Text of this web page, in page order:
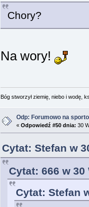
Chory?
Na wory!
Bóg stworzył ziemię, niebo i wodę,
Odp: Forumowo na
« Odpowiedź #50 dnia: 30
Cytat: Stefan w
Cytat: 666 w 30
Cytat: Stefan